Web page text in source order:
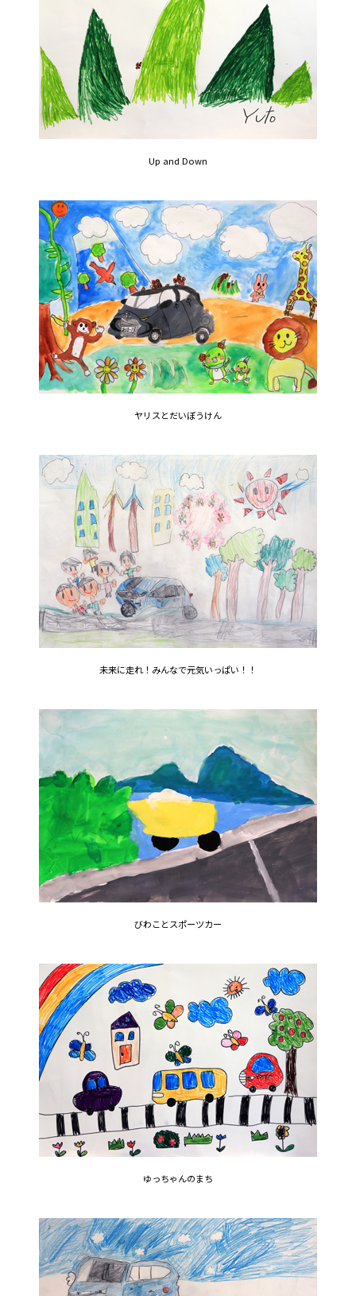
Up and Down
ヤリスとだいぼうけん
未来に走れ！みんなで元気いっぱい！！
びわことスポーツカー
ゆっちゃんのまち